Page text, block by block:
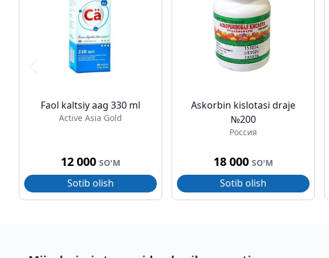
Faol kaltsiy aag 330 ml
Active Asia Gold
12 000SO'M
Sotib olish
Askorbin kislotasi draje
№200
Россия
18 000SO'M
Sotib olish